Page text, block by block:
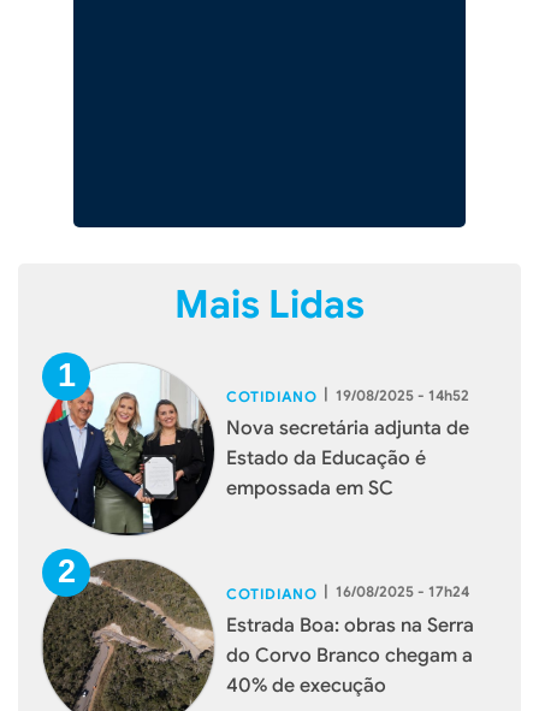
Mais Lidas
COTIDIANO | 19/08/2025 - 14h52
Nova secretária adjunta de
Estado da Educação é
empossada em SC
COTIDIANO | 16/08/2025 - 17h24
Estrada Boa: obras na Serra
do Corvo Branco chegam a
40% de execução